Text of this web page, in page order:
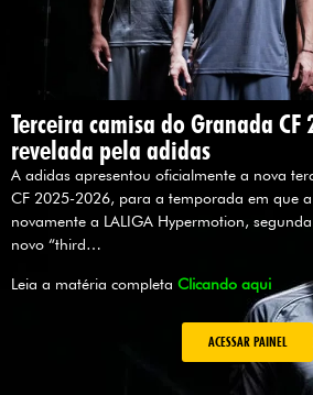
Terceira camisa do Granada
revelada pela adidas
A adidas apresentou oficialmente a nova
CF 2025-2026, para a temporada em que
novamente a LALIGA Hypermotion,
novo “third…
Leia a matéria completa Clicando aqui
ACESSAR PAINEL